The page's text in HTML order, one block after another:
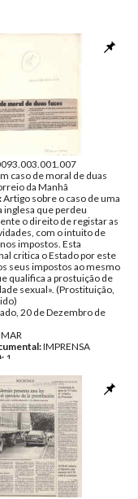
caso de moral de duas
da Manhã
Artigo sobre o caso de uma
inglesa que perdeu
o direito de registar as
com o intuito de
impostos. Esta
critica o Estado por este
seus impostos ao mesmo
qualifica a prostuição de
sexual». (Prostituição,
20 de Dezembro de
IMPRENSA
1